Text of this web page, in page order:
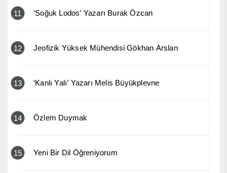
11 ‘Soğuk Lodos’ Yazarı Burak Özcan
12 Jeofizik Yüksek Mühendisi Gökhan Arslan
13 ‘Kanlı Yalı’ Yazarı Melis Büyükplevne
14 Özlem Duymak
15 Yeni Bir Dil Öğreniyorum